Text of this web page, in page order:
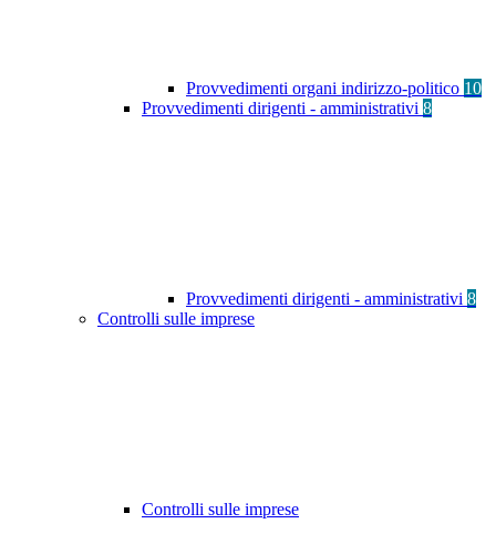
Provvedimenti organi indirizzo-politico 10
Provvedimenti dirigenti - amministrativi 8
Provvedimenti dirigenti - amministrativi 8
Controlli sulle imprese
Controlli sulle imprese